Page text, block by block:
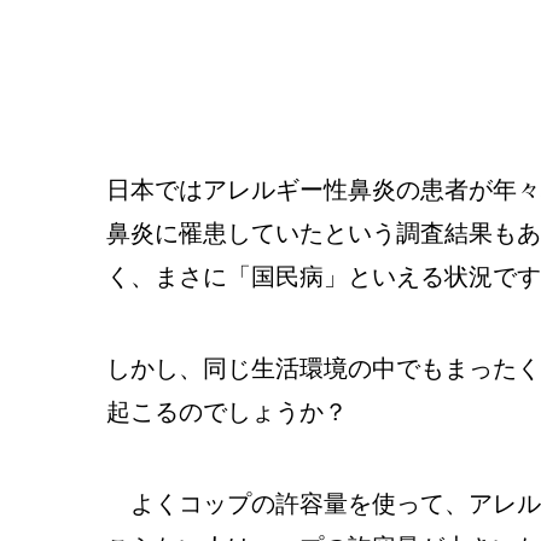
日本ではアレルギー性鼻炎の患者が年
鼻炎に罹患していたという調査結果も
く、まさに「国民病」といえる状況で
しかし、同じ生活環境の中でもまった
起こるのでしょうか？
よくコップの許容量を使って、アレ